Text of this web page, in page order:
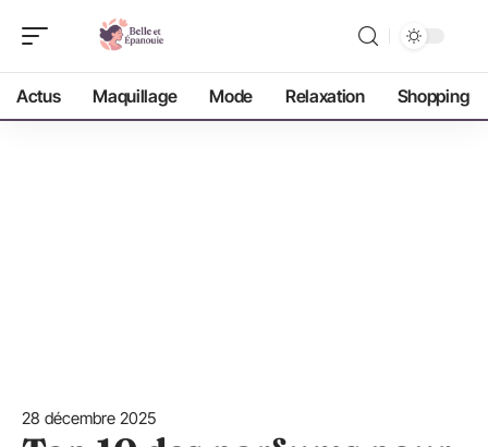
Actus Maquillage Mode Relaxation Shopping
28 décembre 2025